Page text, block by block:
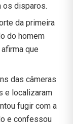
os disparos.
da primeira
do homem
que
das câmeras
e localizaram
fugir com a
e confessou